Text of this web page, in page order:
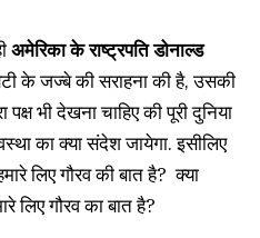
अमेरिका के राष्ट्रपति डोनाल्ड
के जज्बे की सराहना की है, उसकी
भी देखना चाहिए की पूरी दुनिया
का क्या संदेश जायेगा. इसीलिए
लिए गौरव की बात है? क्या
लिए गौरव का बात है?